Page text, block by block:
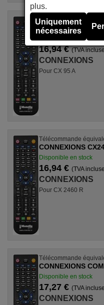
Télécommande
CONNEXIONS
Disponible en stock
16,94 €(TVA
CONNEXIONS
Pour CX 95 A
Télécommande
CONNEXIONS
Disponible en stock
16,94 € (TVA
CONNEXIONS
Pour CX 2460 R
Télécommande
CONNEXIONS
Disponible en stock
17,27 € (TVA
CONNEXIONS
plus.
Uniquement
nécessaires